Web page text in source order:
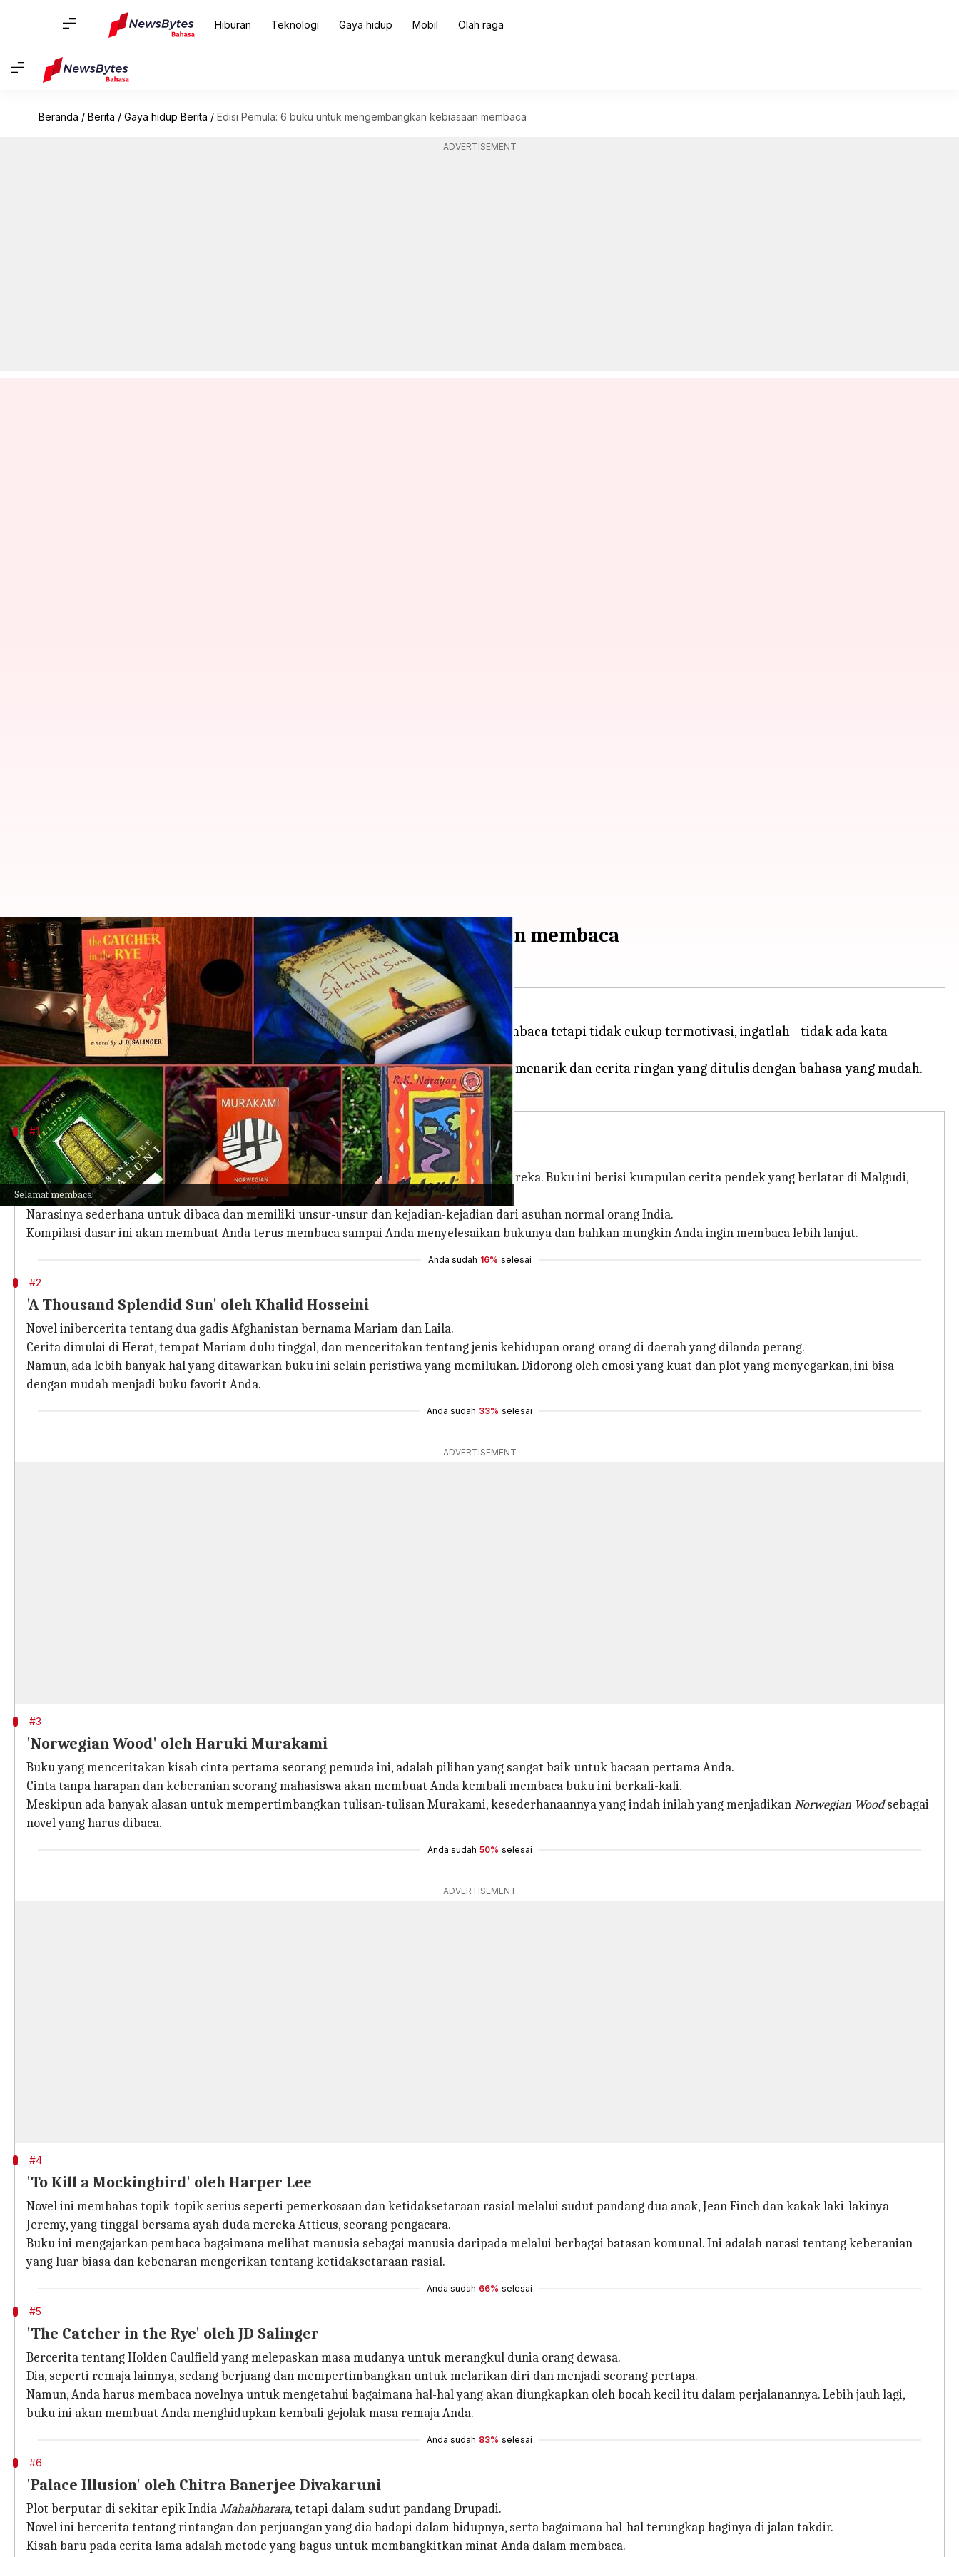
Hiburan Teknologi Gaya hidup Mobil Olah raga
Beranda / Berita / Gaya hidup Berita / Edisi Pemula: 6 buku untuk mengembangkan kebiasaan membaca
ADVERTISEMENT
Selamat membaca!
Edisi Pemula: 6 buku untuk mengembangkan kebiasaan membaca
menulis Taufiq Al Jufri May 09, 2023 12:49 pm
Apa ceritanya
Membaca novel mungkin bukan keahlian Anda, kami mengerti. Jika Anda ingin membaca tetapi tidak cukup termotivasi, ingatlah - tidak ada kata
terlambat untuk memulai.
Kuncinya di sini adalah memulai dengan buku-buku sederhana yang memiliki plot menarik dan cerita ringan yang ditulis dengan bahasa yang mudah.
#1
'Malgudi Days' oleh RK Narayan
Malgudi Dayssangat ideal bagi mereka yang ingin menghidupkan kembali masa kecil mereka. Buku ini berisi kumpulan cerita pendek yang berlatar di Malgudi,
sebuah kota fiktif di India Selatan.
Narasinya sederhana untuk dibaca dan memiliki unsur-unsur dan kejadian-kejadian dari asuhan normal orang India.
Kompilasi dasar ini akan membuat Anda terus membaca sampai Anda menyelesaikan bukunya dan bahkan mungkin Anda ingin membaca lebih lanjut.
Anda sudah 16% selesai
#2
'A Thousand Splendid Sun' ​​oleh Khalid Hosseini
Novel inibercerita tentang dua gadis Afghanistan bernama Mariam dan Laila.
Cerita dimulai di Herat, tempat Mariam dulu tinggal, dan menceritakan tentang jenis kehidupan orang-orang di daerah yang dilanda perang.
Namun, ada lebih banyak hal yang ditawarkan buku ini selain peristiwa yang memilukan. Didorong oleh emosi yang kuat dan plot yang menyegarkan, ini bisa
dengan mudah menjadi buku favorit Anda.
Anda sudah 33% selesai
ADVERTISEMENT
#3
'Norwegian Wood' oleh Haruki Murakami
Buku yang menceritakan kisah cinta pertama seorang pemuda ini, adalah pilihan yang sangat baik untuk bacaan pertama Anda.
Cinta tanpa harapan dan keberanian seorang mahasiswa akan membuat Anda kembali membaca buku ini berkali-kali.
Meskipun ada banyak alasan untuk mempertimbangkan tulisan-tulisan Murakami, kesederhanaannya yang indah inilah yang menjadikanNorwegian Woodsebagai
novel yang harus dibaca.
Anda sudah 50% selesai
ADVERTISEMENT
#4
'To Kill a Mockingbird' oleh Harper Lee
Novel ini membahas topik-topik serius seperti pemerkosaan dan ketidaksetaraan rasial melalui sudut pandang dua anak, Jean Finch dan kakak laki-lakinya
Jeremy, yang tinggal bersama ayah duda mereka Atticus, seorang pengacara.
Buku ini mengajarkan pembaca bagaimana melihat manusia sebagai manusia daripada melalui berbagai batasan komunal. Ini adalah narasi tentang keberanian
yang luar biasa dan kebenaran mengerikan tentang ketidaksetaraan rasial.
Anda sudah 66% selesai
#5
'The Catcher in the Rye' oleh JD Salinger
Bercerita tentang Holden Caulfield yang melepaskan masa mudanya untuk merangkul dunia orang dewasa.
Dia, seperti remaja lainnya, sedang berjuang dan mempertimbangkan untuk melarikan diri dan menjadi seorang pertapa.
Namun, Anda harus membaca novelnya untuk mengetahui bagaimana hal-hal yang akan diungkapkan oleh bocah kecil itu dalam perjalanannya. Lebih jauh lagi,
buku ini akan membuat Anda menghidupkan kembali gejolak masa remaja Anda.
Anda sudah 83% selesai
#6
'Palace Illusion' oleh Chitra Banerjee Divakaruni
Plot berputar di sekitar epik IndiaMahabharata, tetapi dalam sudut pandang Drupadi.
Novel ini bercerita tentang rintangan dan perjuangan yang dia hadapi dalam hidupnya, serta bagaimana hal-hal terungkap baginya di jalan takdir.
Kisah baru pada cerita lama adalah metode yang bagus untuk membangkitkan minat Anda dalam membaca.